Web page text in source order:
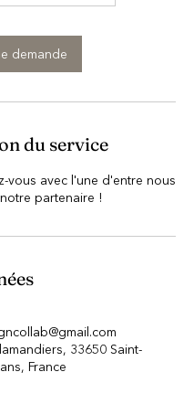
demande
du service
vous avec l'une d'entre nous
partenaire !
33650 Saint-
France